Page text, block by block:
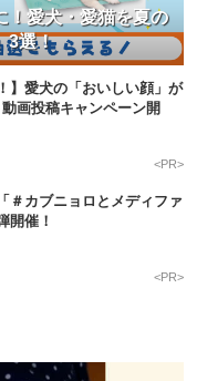
！愛犬・愛猫を夏の
3選！
】愛犬の「おいしい顔」が
画投稿キャンペーン開
<PR>
＃カブニョロとメディファ
開催！
<PR>
みの方